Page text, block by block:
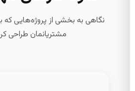
نگاهی به بخشی از پروژه‌هایی
مشتریانمان طراحی